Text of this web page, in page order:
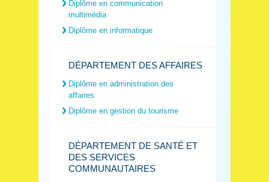
Diplôme en communication
multimédia
Diplôme en informatique
DÉPARTEMENT DES AFFAIRES
Diplôme en administration des
affaires
Diplôme en gestion du tourisme
DÉPARTEMENT DE SANTÉ ET
DES SERVICES
COMMUNAUTAIRES